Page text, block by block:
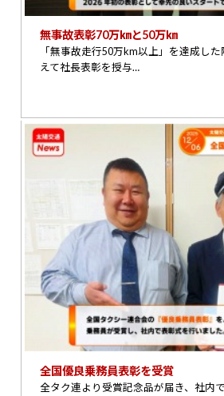
無事故表彰70万㎞と50万㎞
「無事故走行50万km以上」を達成し
えて社長表彰を授与…
全国優良乗務員表彰を受賞
全タク連より受賞記念品が届き、社内